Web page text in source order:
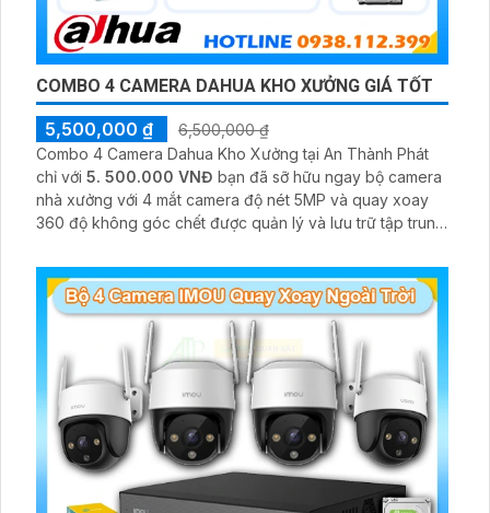
COMBO 4 CAMERA DAHUA KHO XƯỞNG GIÁ TỐT
5,500,000 ₫
6,500,000 ₫
Combo 4 Camera Dahua Kho Xưởng tại An Thành Phát
chỉ với 5. 500.000 VNĐ bạn đã sỡ hữu ngay bộ camera
nhà xưởng với 4 mắt camera độ nét 5MP và quay xoay
360 độ không góc chết được quản lý và lưu trữ tập trung